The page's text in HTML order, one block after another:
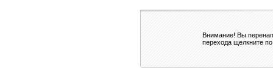
Внимание! Вы
перехода щелкните